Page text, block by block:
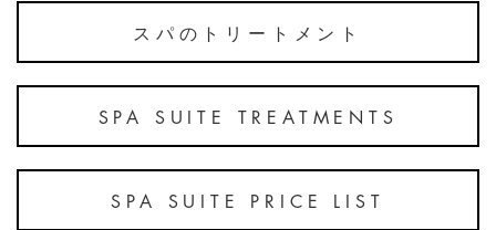
スパのトリートメント
SPA SUITE TREATMENTS
SPA SUITE PRICE LIST